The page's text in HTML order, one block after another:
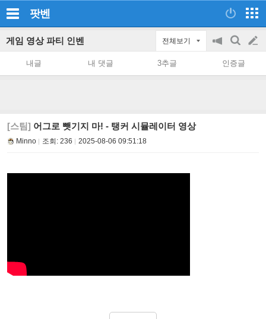
팟벤
게임 영상 파티 인벤 전체보기
공
on/off
검
색
글
쓰
내글 내 댓글 3추글 인증글
[스팀] 어그로 뺏기지 마! - 탱커 시뮬레이터 영상
Minno 조회: 236 2025-08-06 09:51:18